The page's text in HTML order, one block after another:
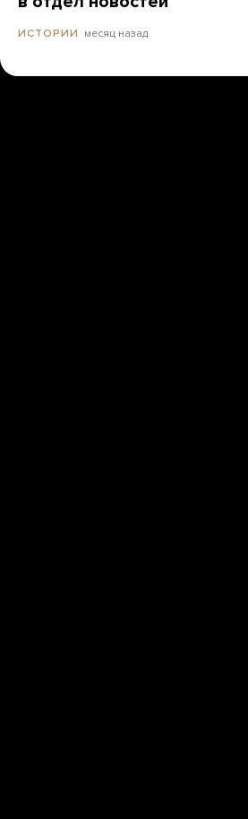
ИСТОРИИ месяц назад